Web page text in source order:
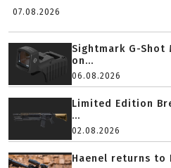
07.08.2026
Sightmark G-Shot
on...
06.08.2026
Limited Edition
...
02.08.2026
Haenel returns to